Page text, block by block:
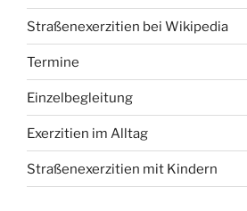
Straßenexerzitien bei Wikipedia
Termine
Einzelbegleitung
Exerzitien im Alltag
Straßenexerzitien mit Kindern